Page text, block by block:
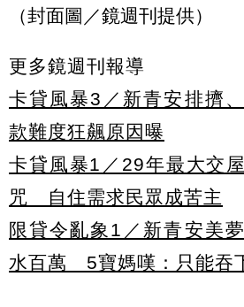
（封面圖／鏡週刊提供）
更多鏡週刊報導
卡貸風暴3／新青安排擠
款難度狂飆原因曝
卡貸風暴1／29年最大交
咒 自住需求民眾成苦主
限貸令亂象1／新青安美
水百萬 5寶媽嘆：只能吞